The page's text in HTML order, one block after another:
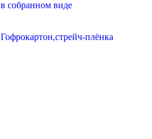
в собранном виде
Гофрокартон,стрейч-плёнка